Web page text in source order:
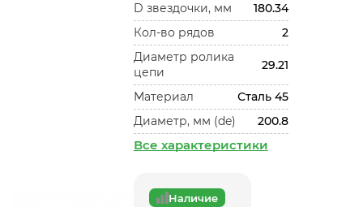
D звездочки, мм
180.34
Кол-во рядов
2
Диаметр ролика
цепи
29.21
Материал
Сталь 45
Диаметр, мм (de)
200.8
Все характеристики
Наличие